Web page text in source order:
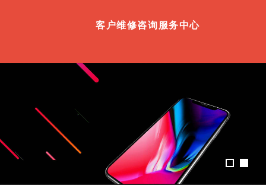
客户维修咨询服务中心